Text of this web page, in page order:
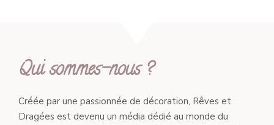
Qui sommes-nous ?
Créée par une passionnée de décoration, Rêves et
Dragées est devenu un média dédié au monde du